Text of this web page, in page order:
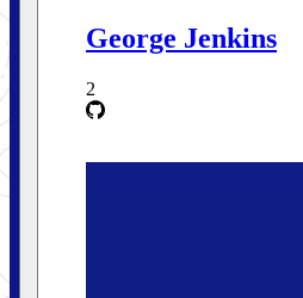
George Jenkins
2